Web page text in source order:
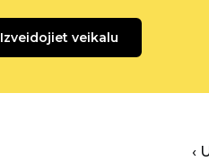
Izveidojiet veikalu
‹